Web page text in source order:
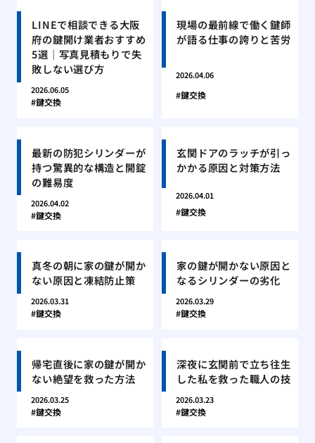
LINEで相談できる大阪
府の鍵開け業者おすすめ
5選｜写真見積もりで失
敗しない選び方
2026.06.05
鍵交換
現場の最前線で働く鍵師
が語る仕事の誇りと苦労
2026.04.06
鍵交換
最新の防犯シリンダーが
持つ驚異的な構造と開錠
の難易度
2026.04.02
鍵交換
玄関ドアのラッチが引っ
かかる原因と対策方法
2026.04.01
鍵交換
真冬の朝に家の鍵が開か
ない原因と凍結防止策
2026.03.31
鍵交換
家の鍵が開かない原因と
なるシリンダーの劣化
2026.03.29
鍵交換
帰宅直後に家の鍵が開か
ない絶望を救った方法
2026.03.25
鍵交換
深夜に玄関前で立ち往生
した私を救った職人の技
2026.03.23
鍵交換